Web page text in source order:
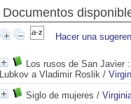
Documentos
Hacer una
Los rusos de San Javier
Lubkov a Vladimir Roslik /
Siglo de mujeres /